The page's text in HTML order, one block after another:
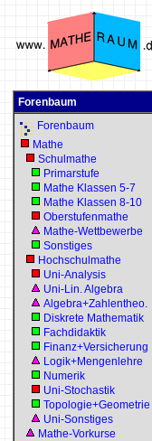
Forenbaum
Forenbaum
Mathe
Schulmathe
Primarstufe
Mathe Klassen 5-7
Mathe Klassen 8-10
Oberstufenmathe
Mathe-Wettbewerbe
Sonstiges
Hochschulmathe
Uni-Analysis
Uni-Lin. Algebra
Algebra+Zahlentheo.
Diskrete Mathematik
Fachdidaktik
Finanz+Versicherung
Logik+Mengenlehre
Numerik
Uni-Stochastik
Topologie+Geometrie
Uni-Sonstiges
Mathe-Vorkurse